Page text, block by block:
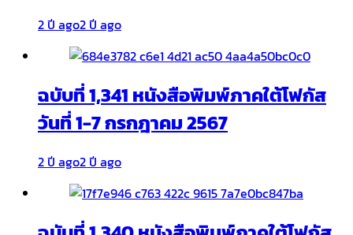
2 ปี ago2 ปี ago
ฉบับที่ 1,341 หนังสือพิมพ์ภาคใต้โฟกัส
วันที่ 1-7 กรกฎาคม 2567
2 ปี ago2 ปี ago